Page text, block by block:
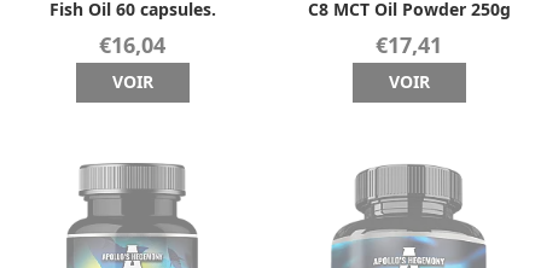
Fish Oil 60 capsules.
€16,04
VOIR
C8 MCT Oil Powder 250g
€17,41
VOIR